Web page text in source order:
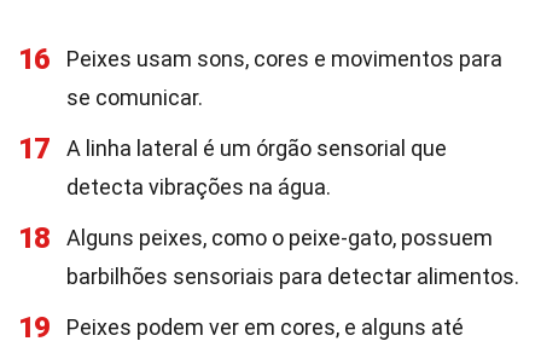
16
Peixes usam sons, cores e movimentos para
se comunicar.
17
A linha lateral é um órgão sensorial que
detecta vibrações na água.
18
Alguns peixes, como o peixe-gato, possuem
barbilhões sensoriais para detectar alimentos.
19
Peixes podem ver em cores, e alguns até